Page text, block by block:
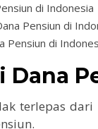
di Indonesia
Pensiun di
Pensiun di
Dana
terlepas dari